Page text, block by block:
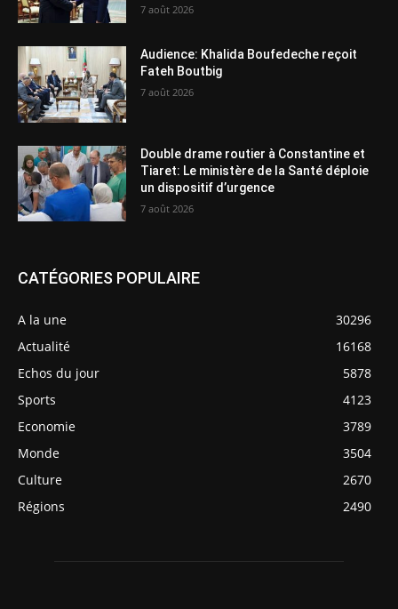
7 août 2026
Audience: Khalida Boufedeche reçoit
Fateh Boutbig
7 août 2026
Double drame routier à Constantine et
Tiaret: Le ministère de la Santé déploie
un dispositif d’urgence
7 août 2026
CATÉGORIES POPULAIRE
A la une
30296
Actualité
16168
Echos du jour
5878
Sports
4123
Economie
3789
Monde
3504
Culture
2670
Régions
2490